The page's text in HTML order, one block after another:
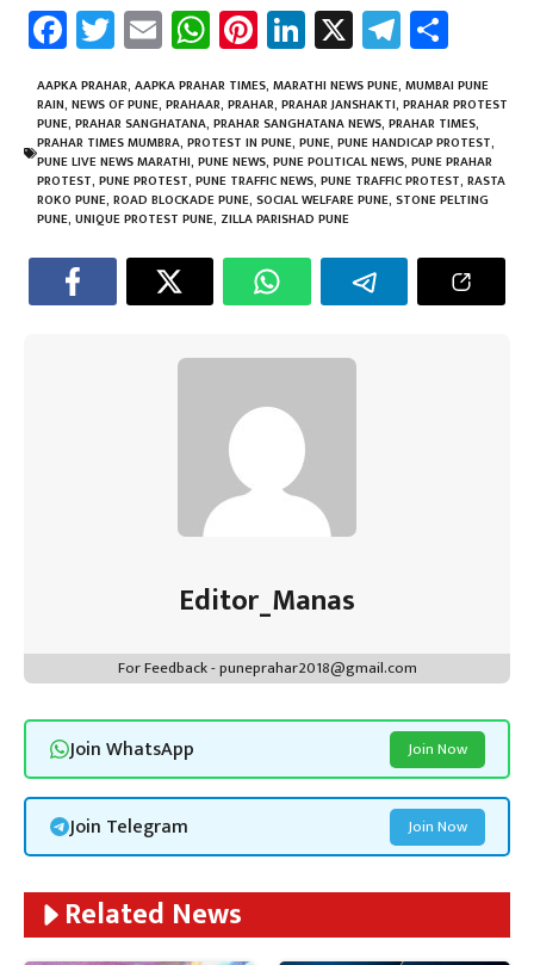
Fa
ce
b
o
ok
T
wi
tt
er
E
m
ail
W
h
at
sA
p
p
Pi
nt
er
es
t
Li
nk
e
dI
n
X Te
le
gr
a
m
ar
e
AAPKA PRAHAR, AAPKA PRAHAR TIMES, MARATHI NEWS PUNE, MUMBAI PUNE
RAIN, NEWS OF PUNE, PRAHAAR, PRAHAR, PRAHAR JANSHAKTI, PRAHAR PROTEST
PUNE, PRAHAR SANGHATANA, PRAHAR SANGHATANA NEWS, PRAHAR TIMES,
PRAHAR TIMES MUMBRA, PROTEST IN PUNE, PUNE, PUNE HANDICAP PROTEST,
PUNE LIVE NEWS MARATHI, PUNE NEWS, PUNE POLITICAL NEWS, PUNE PRAHAR
PROTEST, PUNE PROTEST, PUNE TRAFFIC NEWS, PUNE TRAFFIC PROTEST, RASTA
ROKO PUNE, ROAD BLOCKADE PUNE, SOCIAL WELFARE PUNE, STONE PELTING
PUNE, UNIQUE PROTEST PUNE, ZILLA PARISHAD PUNE
Editor_Manas
For Feedback - puneprahar2018@gmail.com
Join WhatsApp Join Now
Join Telegram Join Now
Related News